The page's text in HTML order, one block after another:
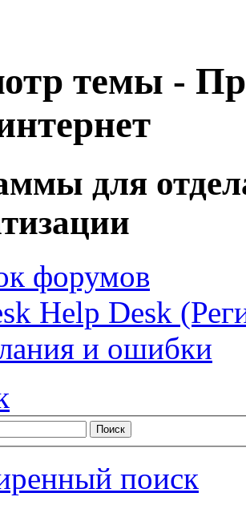
темы -
для
форумов
Help Desk
и ошибки
поиск